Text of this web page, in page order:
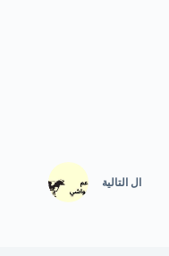
ال التالية